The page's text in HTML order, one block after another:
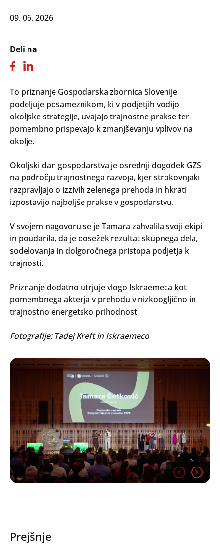
09. 06. 2026
Deli na
To priznanje Gospodarska zbornica Slovenije
podeljuje posameznikom, ki v podjetjih vodijo
okoljske strategije, uvajajo trajnostne prakse ter
pomembno prispevajo k zmanjševanju vplivov na
okolje.
Okoljski dan gospodarstva je osrednji dogodek GZS
na področju trajnostnega razvoja, kjer strokovnjaki
razpravljajo o izzivih zelenega prehoda in hkrati
izpostavijo najboljše prakse v gospodarstvu.
V svojem nagovoru se je Tamara zahvalila svoji ekipi
in poudarila, da je dosežek rezultat skupnega dela,
sodelovanja in dolgoročnega pristopa podjetja k
trajnosti.
Priznanje dodatno utrjuje vlogo Iskraemeca kot
pomembnega akterja v prehodu v nizkoogljično in
trajnostno energetsko prihodnost.
Fotografije: Tadej Kreft in Iskraemeco
Prejšnje